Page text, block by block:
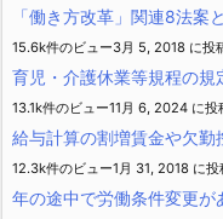
「働き方改革」関連8法案
15.6k件のビュー3月 5, 2018 に投
育児・介護休業等規程の
13.1k件のビュー11月 6, 2024 に投
給与計算の割増賃金や欠勤
12.3k件のビュー1月 31, 2018 に投
年の途中で労働条件変更が